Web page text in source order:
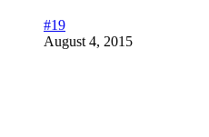
#19
August 4, 2015